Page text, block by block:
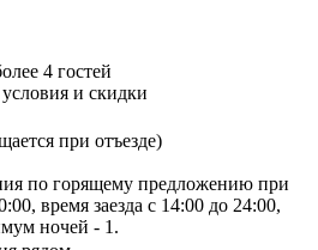
4 гостей
и скидки
при отъезде)
по горящему предложению при
время заезда с 14:00 до 24:00,
ночей - 1.